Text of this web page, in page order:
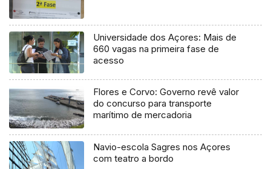
Universidade dos Açores: Mais de
660 vagas na primeira fase de
acesso
Flores e Corvo: Governo revê valor
do concurso para transporte
marítimo de mercadoria
Navio-escola Sagres nos Açores
com teatro a bordo